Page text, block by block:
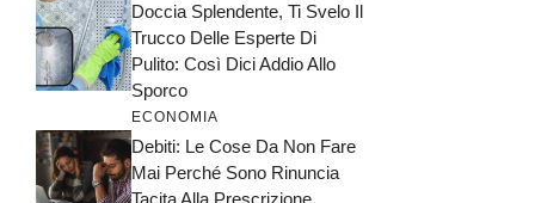
Doccia Splendente, Ti Svelo Il
Trucco Delle Esperte Di
Pulito: Così Dici Addio Allo
Sporco
ECONOMIA
Debiti: Le Cose Da Non Fare
Mai Perché Sono Rinuncia